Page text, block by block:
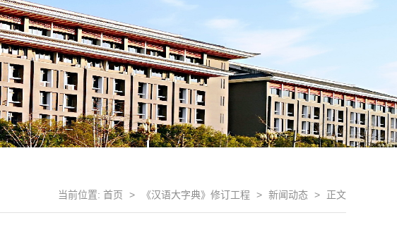
当前位置: 首页 > 《汉语大字典》修订工程 > 新闻动态 > 正文